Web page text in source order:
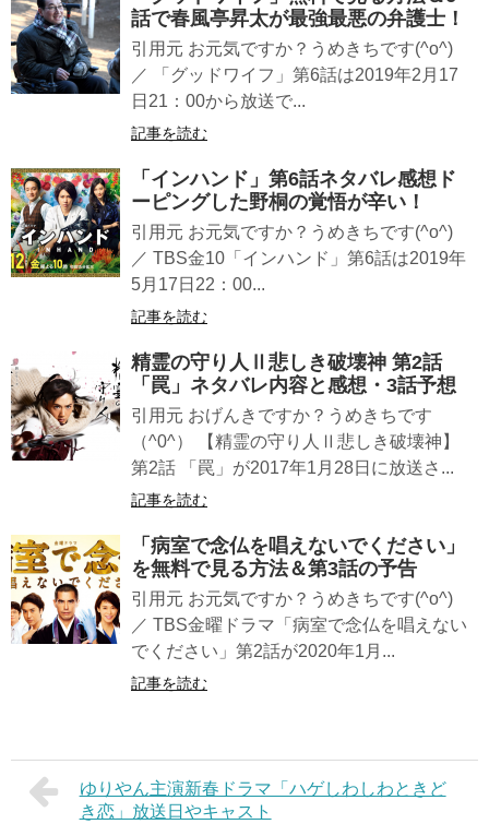
話で春風亭昇太が最強最悪の弁護士！
引用元 お元気ですか？うめきちです(^o^)
／ 「グッドワイフ」第6話は2019年2月17
日21：00から放送で...
記事を読む
「インハンド」第6話ネタバレ感想ド
ーピングした野桐の覚悟が辛い！
引用元 お元気ですか？うめきちです(^o^)
／ TBS金10「インハンド」第6話は2019年
5月17日22：00...
記事を読む
精霊の守り人Ⅱ悲しき破壊神 第2話
「罠」ネタバレ内容と感想・3話予想
引用元 おげんきですか？うめきちです
（^0^） 【精霊の守り人Ⅱ悲しき破壊神】
第2話 「罠」が2017年1月28日に放送さ...
記事を読む
「病室で念仏を唱えないでください」
を無料で見る方法＆第3話の予告
引用元 お元気ですか？うめきちです(^o^)
／ TBS金曜ドラマ「病室で念仏を唱えない
でください」第2話が2020年1月...
記事を読む
ゆりやん主演新春ドラマ「ハゲしわしわときど
き恋」放送日やキャスト